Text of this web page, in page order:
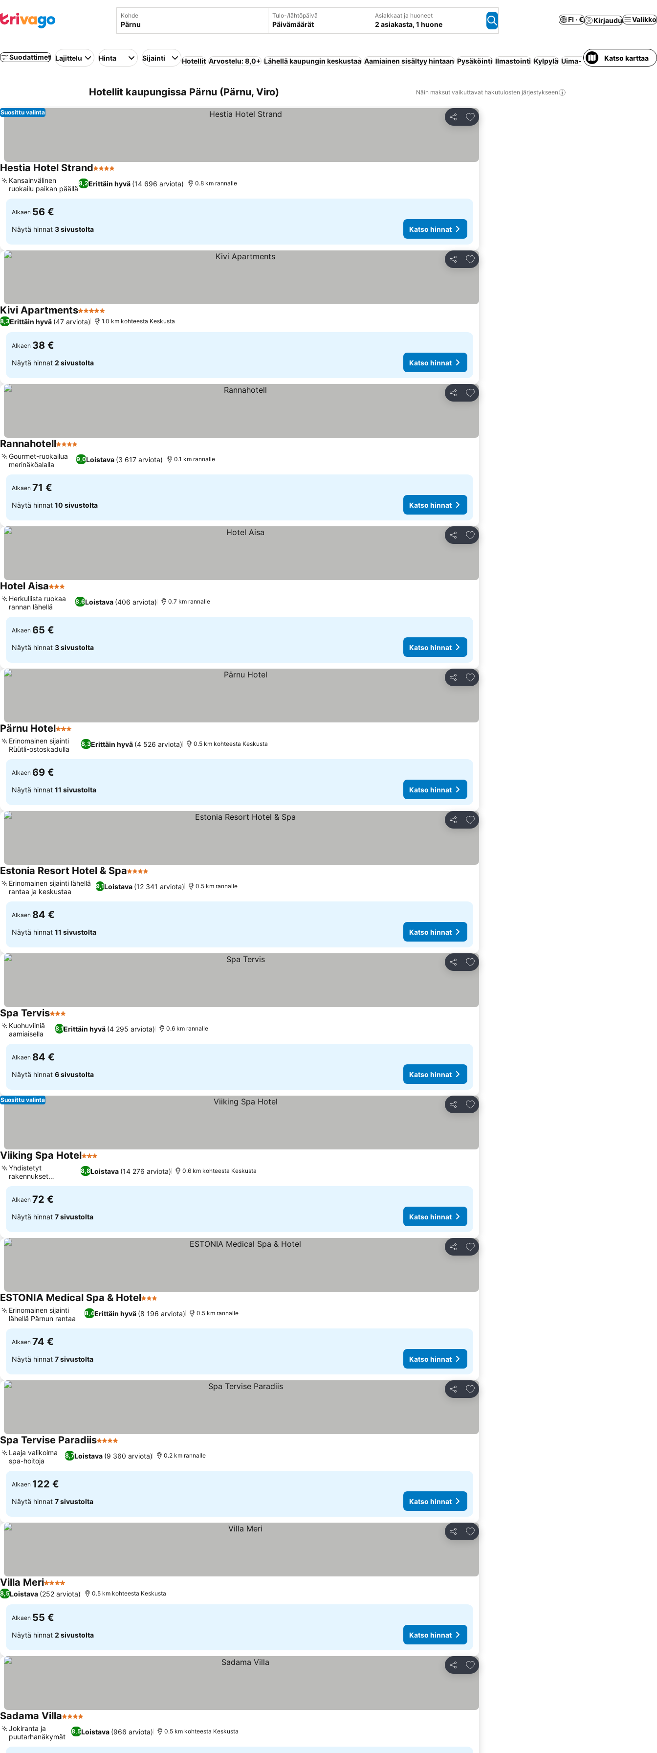
Kohde Tulo-/lähtöpäivä
Päivämäärät
Asiakkaat ja huoneet
2 asiakasta, 1 huone
FI · € Kirjaudu Valikko
Suodattimet Lajittelu Hinta Sijainti Hotellit Arvostelu: 8,0+ Lähellä kaupungin keskustaa Aamiainen sisältyy hintaan Pysäköinti Ilmastointi Kylpylä Uima-allas Huoneisto
Katso karttaa
Hotellit kaupungissa Pärnu (Pärnu, Viro) Näin maksut vaikuttavat hakutulosten järjestykseen
Jaa
Lisää suosikkeihin
Suosittu valinta
Hestia Hotel Strand4 Tähtiluokitus
8,2Erittäin hyvä (14 696 arviota)
Kansainvälinen
ruokailu paikan päällä
0.8 km rannalle
Alkaen 56 €
Näytä hinnat 3 sivustolta Katso hinnat
Jaa
Lisää suosikkeihin
Kivi Apartments5 Tähtiluokitus
8,3Erittäin hyvä (47 arviota) 1.0 km kohteesta Keskusta
Alkaen 38 €
Näytä hinnat 2 sivustolta Katso hinnat
Jaa
Lisää suosikkeihin
Rannahotell4 Tähtiluokitus
9,0Loistava (3 617 arviota)
Gourmet-ruokailua
merinäköalalla
0.1 km rannalle
Alkaen 71 €
Näytä hinnat 10 sivustolta Katso hinnat
Jaa
Lisää suosikkeihin
Hotel Aisa3 Tähtiluokitus
8,6Loistava (406 arviota)
Herkullista ruokaa
rannan lähellä
0.7 km rannalle
Alkaen 65 €
Näytä hinnat 3 sivustolta Katso hinnat
Jaa
Lisää suosikkeihin
Pärnu Hotel3 Tähtiluokitus
8,3Erittäin hyvä (4 526 arviota)
Erinomainen sijainti
Rüütli-ostoskadulla
0.5 km kohteesta Keskusta
Alkaen 69 €
Näytä hinnat 11 sivustolta Katso hinnat
Jaa
Lisää suosikkeihin
Estonia Resort Hotel & Spa4 Tähtiluokitus
9,1Loistava (12 341 arviota)
Erinomainen sijainti lähellä
rantaa ja keskustaa
0.5 km rannalle
Alkaen 84 €
Näytä hinnat 11 sivustolta Katso hinnat
Jaa
Lisää suosikkeihin
Spa Tervis3 Tähtiluokitus
8,1Erittäin hyvä (4 295 arviota)
Kuohuviiniä
aamiaisella
0.6 km rannalle
Alkaen 84 €
Näytä hinnat 6 sivustolta Katso hinnat
Jaa
Lisää suosikkeihin
Suosittu valinta
Viiking Spa Hotel3 Tähtiluokitus
8,8Loistava (14 276 arviota)
Yhdistetyt
rakennukset
lasikäytävillä
0.6 km kohteesta Keskusta
Alkaen 72 €
Näytä hinnat 7 sivustolta Katso hinnat
Jaa
Lisää suosikkeihin
ESTONIA Medical Spa & Hotel3 Tähtiluokitus
8,4Erittäin hyvä (8 196 arviota)
Erinomainen sijainti
lähellä Pärnun rantaa
0.5 km rannalle
Alkaen 74 €
Näytä hinnat 7 sivustolta Katso hinnat
Jaa
Lisää suosikkeihin
Spa Tervise Paradiis4 Tähtiluokitus
8,7Loistava (9 360 arviota)
Laaja valikoima
spa-hoitoja
0.2 km rannalle
Alkaen 122 €
Näytä hinnat 7 sivustolta Katso hinnat
Jaa
Lisää suosikkeihin
Villa Meri4 Tähtiluokitus
8,5Loistava (252 arviota) 0.5 km kohteesta Keskusta
Alkaen 55 €
Näytä hinnat 2 sivustolta Katso hinnat
Jaa
Lisää suosikkeihin
Sadama Villa4 Tähtiluokitus
8,5Loistava (966 arviota)
Jokiranta ja
puutarhanäkymät
0.5 km kohteesta Keskusta